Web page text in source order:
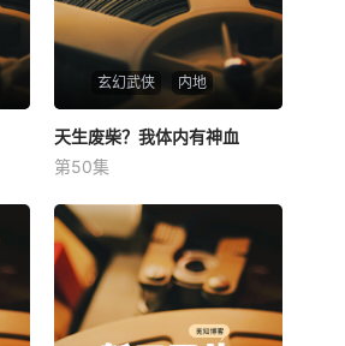
玄幻武侠 内地
未知
天生废柴？我体内有神血
第50集